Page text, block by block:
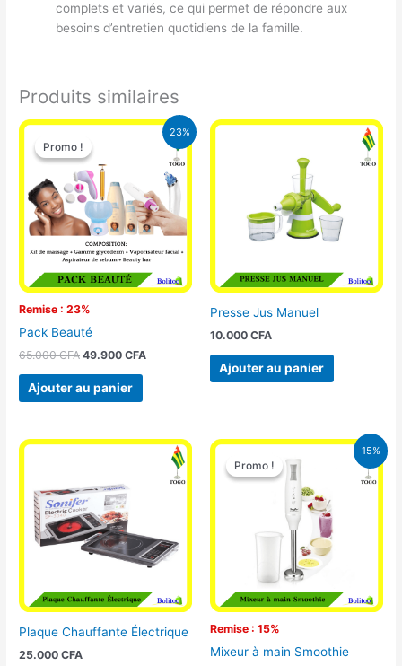
complets et variés, ce qui permet de répondre aux
besoins d’entretien quotidiens de la famille.
Produits similaires
23%
Promo !
Remise : 23%
Promo !
Pack Beauté
65.000CFA
Le
prix
initial
était :
65.000 CFA.
49.900CFA
Le
prix
actuel
est :
49.900 CFA.
Ajouter au panier
Presse Jus Manuel
10.000 CFA
Ajouter au panier
Plaque Chauffante Électrique
25.000CFA
15%
Promo !
Remise : 15%
Promo !
Mixeur à main Smoothie
Le
prix
initial
était :
12.900 CFA.
Le